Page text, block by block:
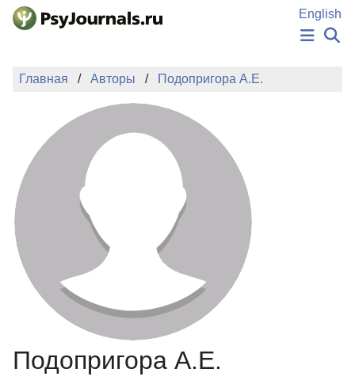
Перейти к основному содержанию
English
НОВОСТИ
АВТОРЫ
ПОДАТЬ РУКОПИСЬ
БАЗА ЗНАНИЙ
КЛЮЧЕВЫЕ СЛОВА
Регистрация
Главная Авторы Подопригора А.Е.
Подопригора А.Е.